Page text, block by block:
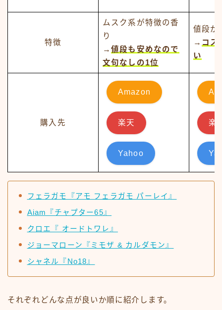
特徴
ムスク系が特徴の香
り
→ 値段も安めなので
文句なしの1位
値段が
→ コス
い
購入先
Amazon
楽天
Yahoo
楽
フェラガモ『アモ フェラガモ パーレイ』
Aiam『チャプター65』
クロエ『 オードトワレ』
ジョーマローン『ミモザ & カルダモン』
シャネル『No18』
それぞれどんな点が良いか順に紹介します。